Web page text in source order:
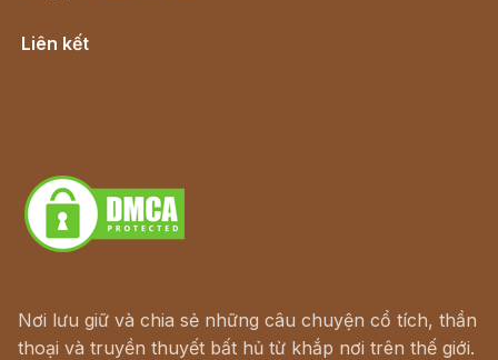
Liên kết
Nơi lưu giữ và chia sẻ những câu chuyện cổ tích, thần
thoại và truyền thuyết bất hủ từ khắp nơi trên thế giới.